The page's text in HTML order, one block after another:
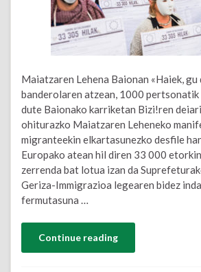
Maiatzaren Lehena Baionan «Haiek,
banderolaren atzean, 1000
dute Baionako karriketan Bizi!ren
ohiturazko Maiatzaren Leheneko
migranteekin elkartasunezko desfile
Europako atean hil diren 33 000
zerrenda bat lotua izan da
Geriza-Immigrazioa legearen bidez
fermutasuna …
Continue reading